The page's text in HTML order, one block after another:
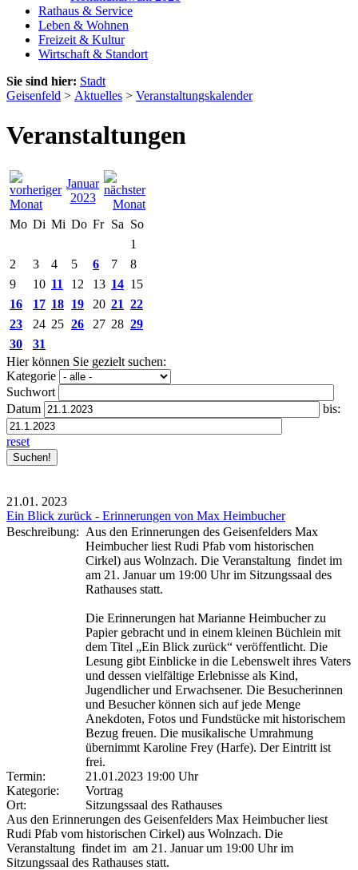
Rathaus & Service
Leben & Wohnen
Freizeit & Kultur
Wirtschaft & Standort
Sie sind hier: Stadt
Geisenfeld > Aktuelles > Veranstaltungskalender
Veranstaltungen
Januar
2023
Mo Di Mi Do Fr Sa So
1
2
3 4 5 6 7
8
9
10 11 12 13 14 15
16
17 18 19 20 21 22
23
24 25 26 27 28 29
30
31
Hier können Sie gezielt suchen:
Kategorie
Suchwort
Datum
bis:
reset
21.01. 2023
Ein Blick zurück - Erinnerungen von Max Heimbucher
Beschreibung: Aus den Erinnerungen des Geisenfelders Max
Heimbucher liest Rudi Pfab vom historischen
Cirkel) aus Wolnzach. Die Veranstaltung findet im
am 21. Januar um 19:00 Uhr im Sitzungssaal des
Rathauses statt.
Die Erinnerungen hat Marianne Heimbucher zu
Papier gebracht und in einem kleinen Büchlein mit
dem Titel „Ein Blick zurück“ veröffentlicht. Die
Lesung gibt Einblicke in die Lebenswelt ihres Vaters
und dessen vielfältige Erlebnisse als Kind,
Jugendlicher und Erwachsener. Die Besucherinnen
und Besucher können sich auf jede Menge
Anekdoten, Fotos und Fundstücke mit historischem
Bezug freuen. Die musikalische Umrahmung
übernimmt Karoline Frey (Harfe). Der Eintritt ist
frei.
Termin:
21.01.2023 19:00 Uhr
Kategorie:
Vortrag
Ort:
Sitzungssaal des Rathauses
Aus den Erinnerungen des Geisenfelders Max Heimbucher liest
Rudi Pfab vom historischen Cirkel) aus Wolnzach. Die
Veranstaltung findet im am 21. Januar um 19:00 Uhr im
Sitzungssaal des Rathauses statt.